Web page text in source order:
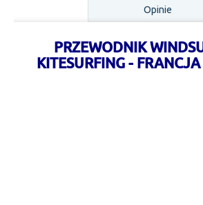
Opinie
PRZEWODNIK
KITESURFING -